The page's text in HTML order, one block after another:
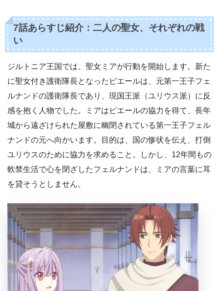
7話あらすじ紹介：二人の聖女、それぞれの戦
い
ジルトニア王国では、聖女ミアが行動を開始します。新た
に聖女付き護衛隊長となったピエールは、元第一王子フェ
ルナンドの護衛隊長であり、現国王派（ユリウス派）に反
感を抱く人物でした。ミアはピエールの協力を得て、長年
城から遠ざけられた屋敷に幽閉されている第一王子フェル
ナンドの元へ向かいます。目的は、国の惨状を伝え、打倒
ユリウスのために協力を求めること。しかし、12年間もの
軟禁生活で心を閉ざしたフェルナンドは、ミアの言葉に耳
を貸そうとしません。